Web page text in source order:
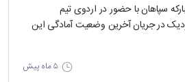
سپاهان با حضور در اردوی تیم
نزدیک در جریان آخرین وضعیت آمادگی این
۵ ماه پیش